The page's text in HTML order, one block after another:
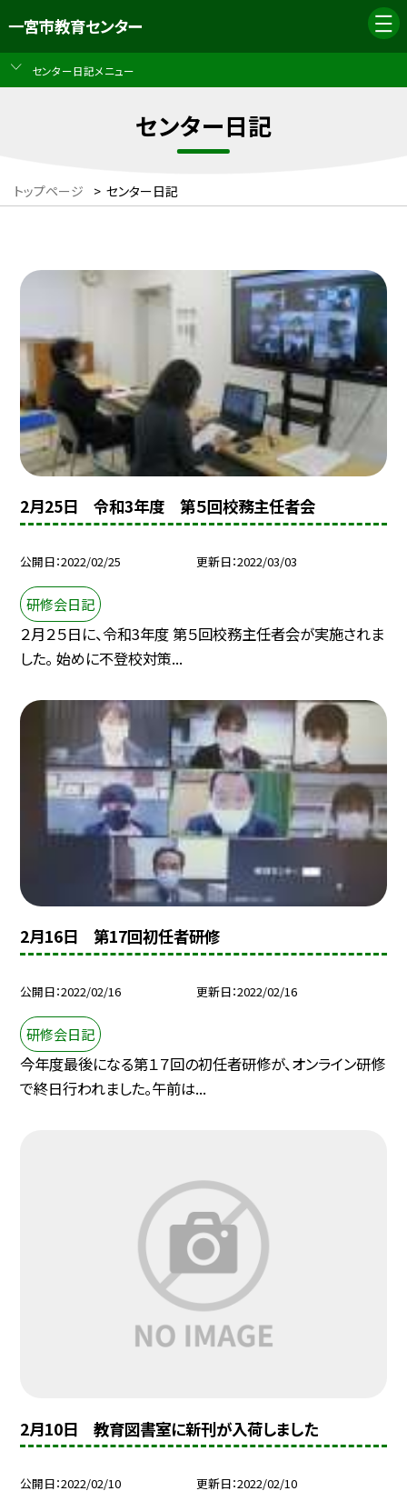
一宮市教育センター
センター日記メニュー
センター日記
トップページ > センター日記
2月25日 令和3年度 第５回校務主任者会
公開日 2022/02/25 更新日 2022/03/03
研修会日記
２月２５日に、令和3年度 第５回校務主任者会が実施されま
した。 始めに不登校対策...
2月16日 第17回初任者研修
公開日 2022/02/16 更新日 2022/02/16
研修会日記
今年度最後になる第１７回の初任者研修が、オンライン研修
で終日行われました。午前は...
2月10日 教育図書室に新刊が入荷しました
公開日 2022/02/10 更新日 2022/02/10